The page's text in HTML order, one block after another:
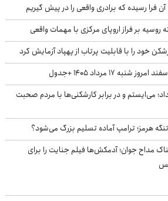
آن فرا رسیده که برادری واقعی را در پیش گیریم
خود را با قابلیت پرتاب از پهپاد آزمایش کرد
۱۷ مرداد ۱۴۰۵ +جدول
می‌ایستم و در برابر کارشکنی‌ها با مردم صحبت
هرمز؛ ترامپ آماده تسلیم بزرگ می‌شود؟
مداح جوان؛ آدمکش‌ها فیلم جنایت را برای